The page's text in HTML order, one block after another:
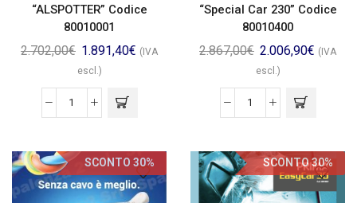
“ALSPOTTER” Codice
80010001
2.702,00€ 1.891,40€ (IVA
escl.)
“Special Car 230” Codice
80010400
2.867,00€ 2.006,90€ (IVA
escl.)
SCONTO 30% SCONTO 30%